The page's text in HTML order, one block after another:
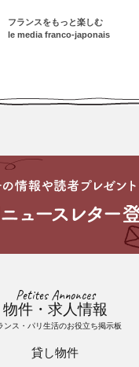
フランスをもっと楽しむ
le media franco-japonais
Petites Annonces
物件・求人情報
ンス・パリ生活のお役立ち掲示板
貸し物件